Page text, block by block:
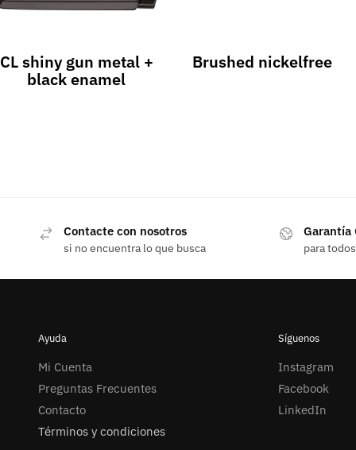
CL shiny gun metal +
black enamel
Brushed nickelfree
Contacte con nosotros
si no encuentra lo que busca
Garantía
para
Ayuda
Mi Cuenta
Preguntas Frecuentes
Contacto
Términos y condiciones
Síguenos
Instagram
Facebook
LinkedIn